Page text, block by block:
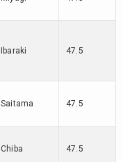
Ibaraki 47.5
Saitama 47.5
Chiba 47.5